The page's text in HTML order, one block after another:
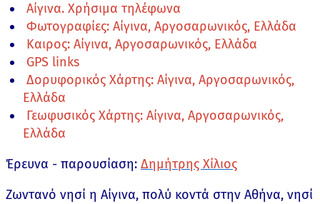
Αίγινα. Χρήσιμα τηλέφωνα
Φωτογραφίες: Αίγινα, Αργοσαρωνικός, Ελλάδα
Καιρος: Αίγινα, Αργοσαρωνικός, Ελλάδα
GPS links
Δορυφορικός Χάρτης: Αίγινα, Αργοσαρωνικός,
Ελλάδα
Γεωφυσικός Χάρτης: Αίγινα, Αργοσαρωνικός,
Ελλάδα
Έρευνα - παρουσίαση: Δημήτρης Χίλιος
Ζωντανό νησί η Αίγινα, πολύ κοντά στην Αθήνα, νησί